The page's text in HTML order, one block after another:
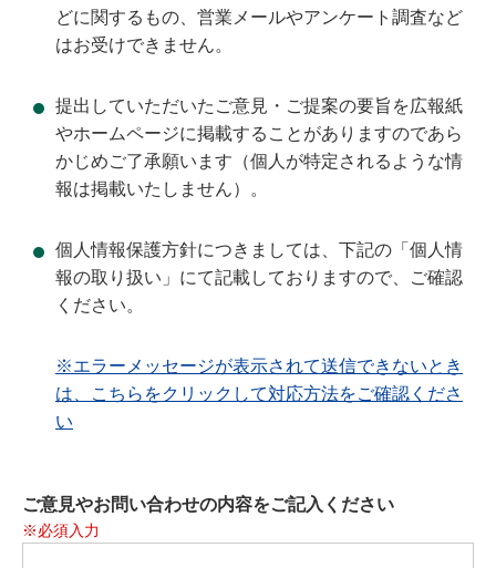
どに関するもの、営業メールやアンケート調査など
はお受けできません。
提出していただいたご意見・ご提案の要旨を広報紙
やホームページに掲載することがありますのであら
かじめご了承願います（個人が特定されるような情
報は掲載いたしません）。
個人情報保護方針につきましては、下記の「個人情
報の取り扱い」にて記載しておりますので、ご確認
ください。
※エラーメッセージが表示されて送信できないとき
は、こちらをクリックして対応方法をご確認くださ
い
ご意見やお問い合わせの内容をご記入ください
※必須入力